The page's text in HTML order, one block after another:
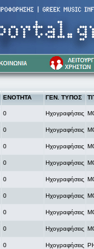
ΕΝΟΤΗΤΑ ΓΕΝ. ΤΥΠΟΣ
0 Ηχογραφήσεις
0 Ηχογραφήσεις
0 Ηχογραφήσεις
0 Ηχογραφήσεις
0 Ηχογραφήσεις
0 Ηχογραφήσεις
0 Ηχογραφήσεις
0 Ηχογραφήσεις
0 Ηχογραφήσεις